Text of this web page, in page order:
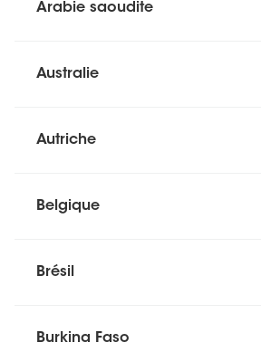
Arabie saoudite
Australie
Autriche
Belgique
Brésil
Burkina Faso